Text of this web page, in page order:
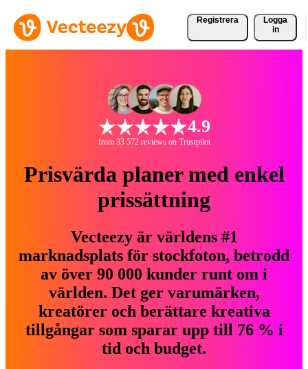
Registrera
Logga
in
4.9
from 33 572 reviews on Trustpilot
Prisvärda planer med enkel
prissättning
Vecteezy är världens #1
marknadsplats för stockfoton, betrodd
av över 90 000 kunder runt om i
världen. Det ger varumärken,
kreatörer och berättare kreativa
tillgångar som sparar upp till 76 % i
tid och budget.